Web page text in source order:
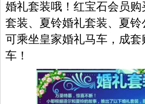
婚礼套装哦！红宝石会员
套装、夏铃婚礼套装、夏
可乘坐皇家婚礼马车，成
车！